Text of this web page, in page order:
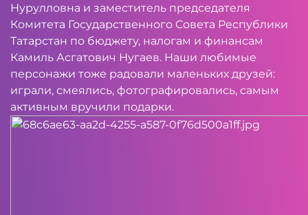
Нурулловна и заместитель председателя
Комитета Государственного Совета Республики
Татарстан по бюджету, налогам и финансам
Камиль Асгатович Нугаев. Наши любимые
персонажи тоже радовали маленьких друзей:
играли, смеялись, фотографировались, самым
активным вручили подарки.